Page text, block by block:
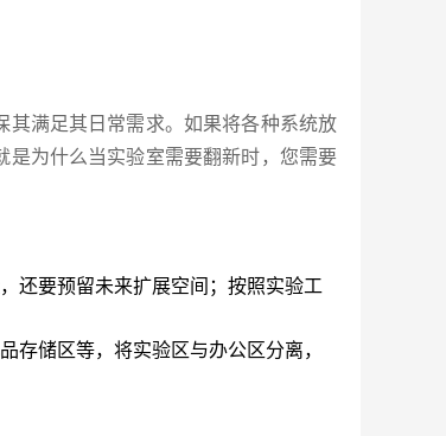
其满足其日常需求。如果将各种系统放
是为什么当实验室需要翻新时，您需要
还要预留未来扩展空间；按照实验工
存储区等，将实验区与办公区分离，